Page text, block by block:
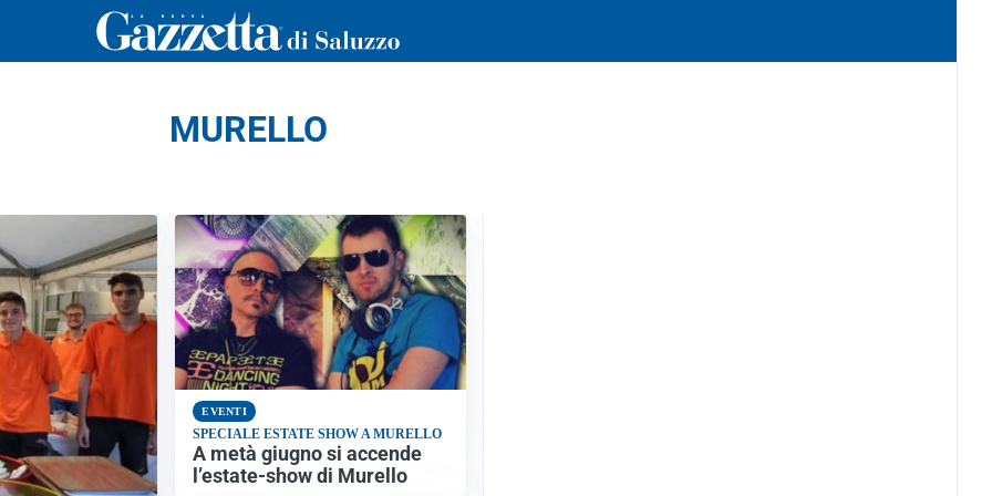
MURELLO
EVENTI
SPECIALE ESTATE SHOW A MURELLO
A metà giugno si accende
l’estate-show di Murello